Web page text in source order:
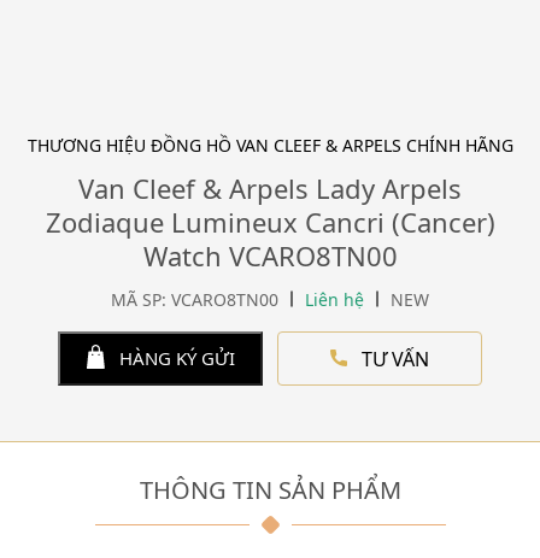
THƯƠNG HIỆU ĐỒNG HỒ VAN CLEEF & ARPELS CHÍNH HÃNG
Van Cleef & Arpels Lady Arpels
Zodiaque Lumineux Cancri (Cancer)
Watch VCARO8TN00
MÃ SP: VCARO8TN00 Liên hệ NEW
HÀNG KÝ GỬI TƯ VẤN
THÔNG TIN SẢN PHẨM